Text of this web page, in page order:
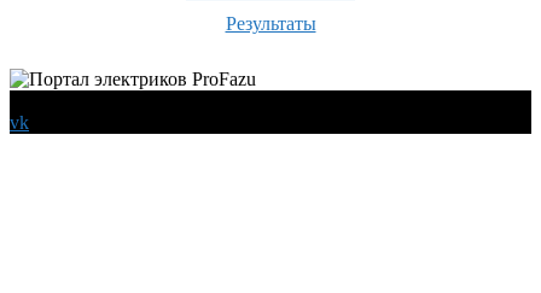
Результаты
vk